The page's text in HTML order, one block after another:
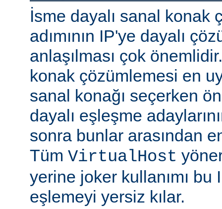
İsme dayalı sanal konak
adımının IP'ye dayalı
anlaşılması çok
konak çözümlemesi en
sanal konağı seçerken
dayalı eşleşme
sonra bunlar arasından
Tüm VirtualHost
yerine joker kullanımı bu
eşlemeyi yersiz kılar.